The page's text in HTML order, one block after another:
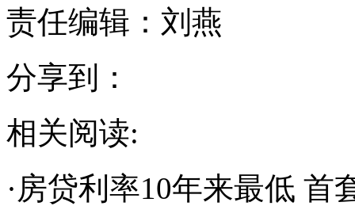
责任编辑：刘燕
分享到：
相关阅读:
·房贷利率10年来最低 首